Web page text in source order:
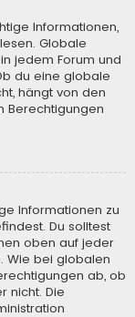
Informationen,
Globale
jedem Forum und
du eine globale
hängt von den
Berechtigungen
Informationen zu
Du solltest
oben auf jeder
Wie bei globalen
ab, ob
nicht. Die